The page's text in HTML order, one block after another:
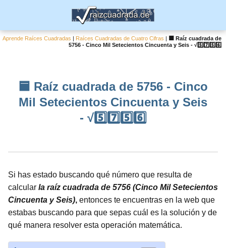
Aprende Raíces Cuadradas | Raíces Cuadradas de Cuatro Cifras |
🟦 Raíz cuadrada de
5756 - Cinco Mil Setecientos Cincuenta y Seis - √5️⃣7️⃣5️⃣6️⃣
🟦 Raíz cuadrada de 5756 - Cinco
Mil Setecientos Cincuenta y Seis
- √5️⃣7️⃣5️⃣6️⃣
Si has estado buscando qué número que resulta de
calcular la raíz cuadrada de 5756 (Cinco Mil Setecientos
Cincuenta y Seis), entonces te encuentras en la web que
estabas buscando para que sepas cuál es la solución y de
qué manera resolver esta operación matemática.